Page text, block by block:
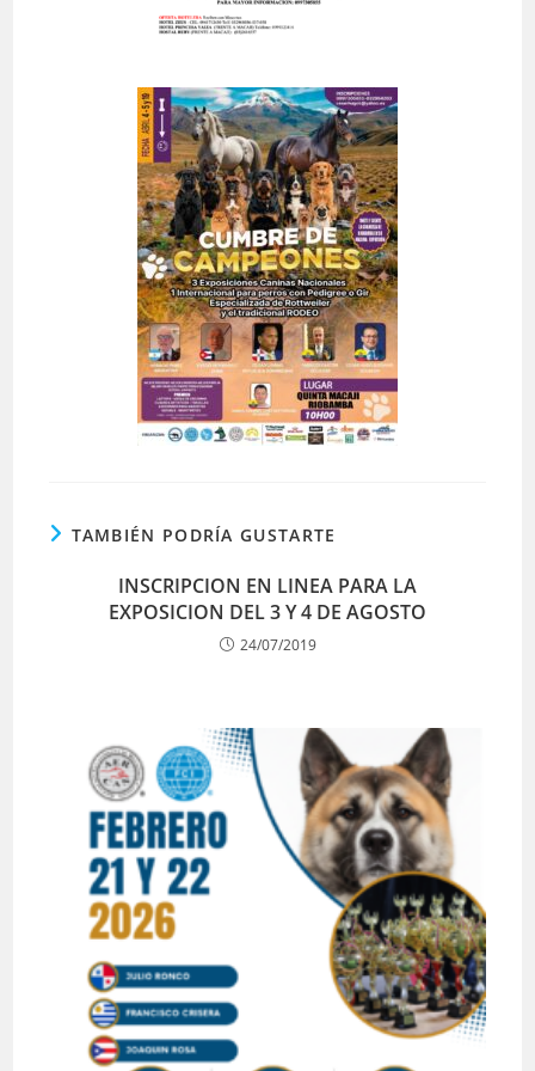
TAMBIÉN PODRÍA GUSTARTE
INSCRIPCION EN LINEA PARA LA
EXPOSICION DEL 3 Y 4 DE AGOSTO
24/07/2019